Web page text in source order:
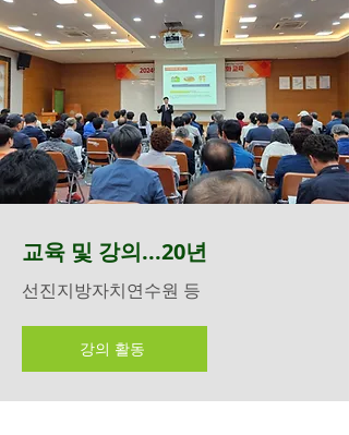
교육 및 강의...20년
선진지방자치연수원 등
강의 활동